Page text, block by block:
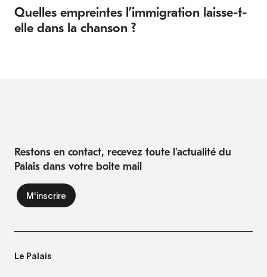
Quelles empreintes l’immigration laisse-t-
elle dans la chanson ?
Restons en contact, recevez toute l'actualité du
Palais dans votre boite mail
Le Palais